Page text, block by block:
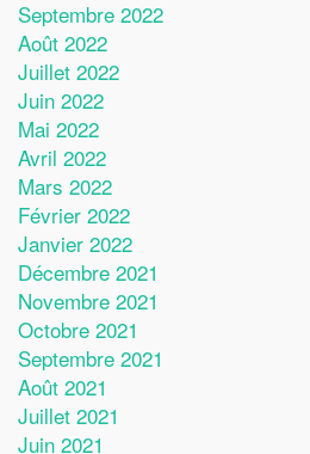
Septembre 2022
Août 2022
Juillet 2022
Juin 2022
Mai 2022
Avril 2022
Mars 2022
Février 2022
Janvier 2022
Décembre 2021
Novembre 2021
Octobre 2021
Septembre 2021
Août 2021
Juillet 2021
Juin 2021